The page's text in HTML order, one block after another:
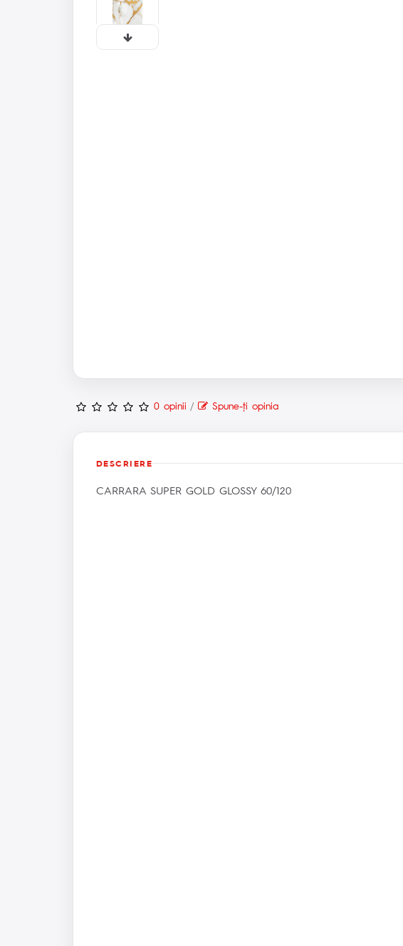
0 opinii / Spune-ţi opinia
DESCRIERE
CARRARA SUPER GOLD GLOSSY 60/120